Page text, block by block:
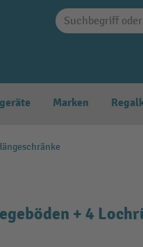
Marken
+ 4